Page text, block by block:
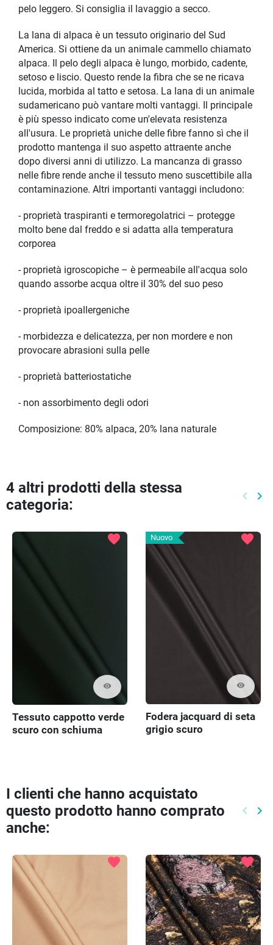
pelo leggero. Si consiglia il lavaggio a secco.
La lana di alpaca è un tessuto originario del Sud
America. Si ottiene da un animale cammello chiamato
alpaca. Il pelo degli alpaca è lungo, morbido, cadente,
setoso e liscio. Questo rende la fibra che se ne ricava
lucida, morbida al tatto e setosa. La lana di un animale
sudamericano può vantare molti vantaggi. Il principale
è più spesso indicato come un'elevata resistenza
all'usura. Le proprietà uniche delle fibre fanno sì che il
prodotto mantenga il suo aspetto attraente anche
dopo diversi anni di utilizzo. La mancanza di grasso
nelle fibre rende anche il tessuto meno suscettibile alla
contaminazione. Altri importanti vantaggi includono:
- proprietà traspiranti e termoregolatrici – protegge
molto bene dal freddo e si adatta alla temperatura
corporea
- proprietà igroscopiche – è permeabile all'acqua solo
quando assorbe acqua oltre il 30% del suo peso
- proprietà ipoallergeniche
- morbidezza e delicatezza, per non mordere e non
provocare abrasioni sulla pelle
- proprietà batteriostatiche
- non assorbimento degli odori
Composizione: 80% alpaca, 20% lana naturale
4 altri prodotti della stessa
categoria:
keyboard_arrow_left keyboard_arrow_right
visibility
favorite
Tessuto cappotto verde
scuro con schiuma
Nuovo
visibility
favorite
Fodera jacquard di seta
grigio scuro
I clienti che hanno acquistato
questo prodotto hanno comprato
anche:
keyboard_arrow_left keyboard_arrow_right
favorite favorite